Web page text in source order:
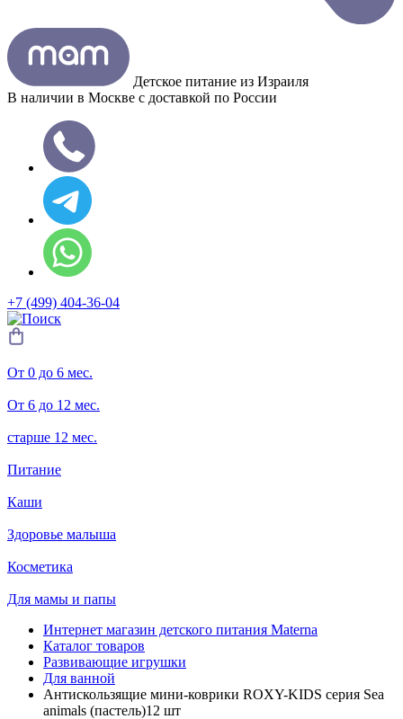
Детское питание из Израиля
В наличии в Москве с доставкой по России
+7 (499) 404-36-04
От 0 до 6 мес.
От 6 до 12 мес.
старше 12 мес.
Питание
Каши
Здоровье малыша
Косметика
Для мамы и папы
Интернет магазин детского питания Materna
Каталог товаров
Развивающие игрушки
Для ванной
Антискользящие мини-коврики ROXY-KIDS серия Sea
animals (пастель)12 шт